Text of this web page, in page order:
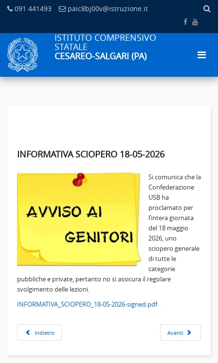
091 441493 paic8bj00v@istruzione.it
ISTITUTO COMPRENSIVO
STATALE
CESAREO-SALGARI (PA)
INFORMATIVA SCIOPERO 18-05-2026
Si comunica che la
Confederazione
USB ha
proclamato per
l’intera giornata
del 18 maggio
2026, uno
sciopero generale
di tutte le
categorie
pubbliche e private, pertanto no si assicura il regolare
svolgimento delle lezioni.
INFORMATIVA_SCIOPERO_18-05-2026-signed.pdf
Indietro Avanti